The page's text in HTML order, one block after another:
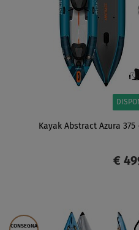
Kayak Abstract Azura
€
SCHERMO
CONSEGNA